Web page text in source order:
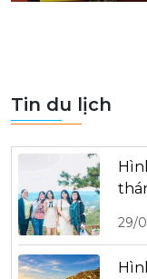
Tin du lịch
29/